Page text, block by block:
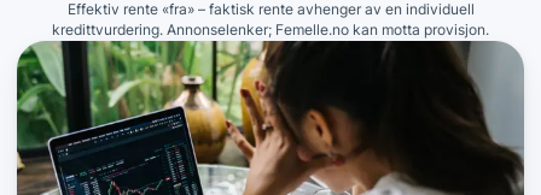
Effektiv rente «fra» – faktisk rente avhenger av en individuell
kredittvurdering. Annonselenker; Femelle.no kan motta provisjon.